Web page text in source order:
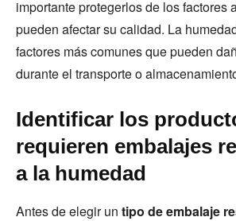
importante protegerlos de los factores
pueden afectar su calidad. La
factores más comunes que pueden
durante el transporte o
Identificar los
requieren embalajes
a la humedad
Antes de elegir un tipo de embalaje